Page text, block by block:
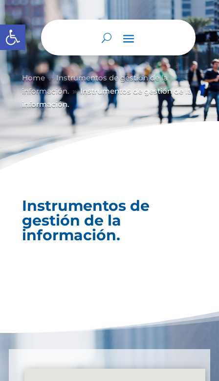
Abrir barra de herramientas
Home 9 Instrumentos de gestión de la
información. 9 Instrumentos de gestión de la
información.
Instrumentos de
gestión de la
información.